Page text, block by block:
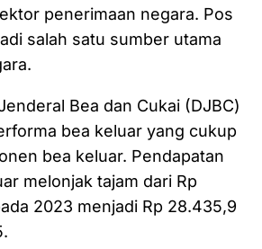
penerimaan negara. Pos
salah satu sumber utama
Bea dan Cukai (DJBC)
bea keluar yang cukup
bea keluar. Pendapatan
melonjak tajam dari Rp
2023 menjadi Rp 28.435,9